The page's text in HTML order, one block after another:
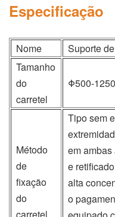
Especificação
Nome
Suporte
Tamanho
do
carretel
Φ500-
Método
de
fixação
do
Tipo sem
em
e
alta
o